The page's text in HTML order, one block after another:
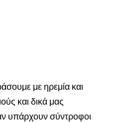
με ηρεμία και
και δικά μας
υπάρχουν σύντροφοι